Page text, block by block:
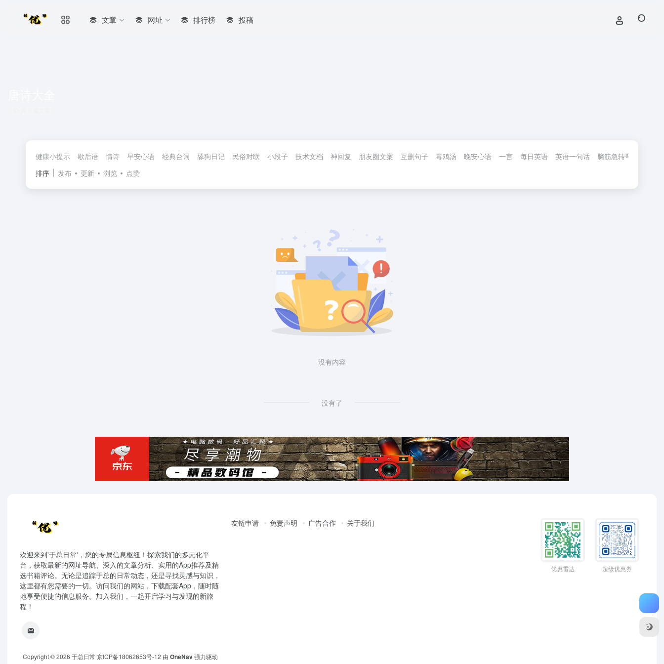
文章 网址 排行榜 投稿
健康小提示 歇后语 情诗 早安心语 经典台词 舔狗日记 民俗对联 小段子 技术文档 神回复 朋友圈文案 互删句子 毒鸡汤 晚安心语 一言 每日英语 英语一句话 脑筋急转弯
排序
发布 更新 浏览 点赞
没有内容
没有了
欢迎来到'于总日常'，您的专属信息枢纽！探索我们的多元化平
台，获取最新的网址导航、深入的文章分析、实用的App推荐及精
选书籍评论。无论是追踪于总的日常动态，还是寻找灵感与知识，
这里都有您需要的一切。访问我们的网站，下载配套App，随时随
地享受便捷的信息服务。加入我们，一起开启学习与发现的新旅
程！
友链申请 免责声明 广告合作 关于我们
优惠雷达 超级优惠券
Copyright © 2026 于总日常 京ICP备18062653号-12 由 OneNav强力驱动